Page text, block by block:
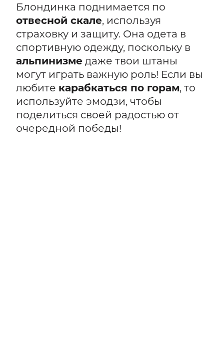
Блондинка поднимается по
отвесной скале, используя
страховку и защиту. Она одета в
спортивную одежду, поскольку в
альпинизме даже твои штаны
могут играть важную роль! Если вы
любите карабкаться по горам, то
используйте эмодзи, чтобы
поделиться своей радостью от
очередной победы!